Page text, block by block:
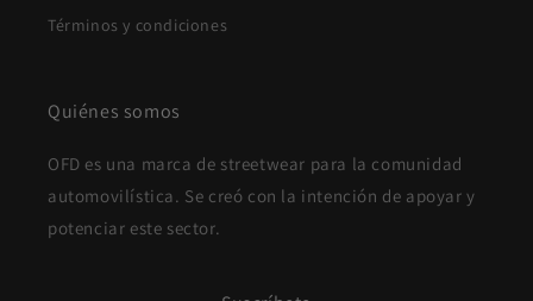
Términos y condiciones
Quiénes somos
OFD es una marca de streetwear para la comunidad
automovilística. Se creó con la intención de apoyar y
potenciar este sector.